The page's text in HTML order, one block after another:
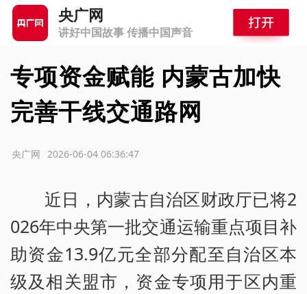
央广网
讲好中国故事 传播中国声音
专项资金赋能 内蒙古加快
完善干线交通路网
2026-06-04 06:36:47
央广网
近日，内蒙古自治区财政厅已将2
026年中央第一批交通运输重点项目补
助资金13.9亿元全部分配至自治区本
级及相关盟市，资金专项用于区内重